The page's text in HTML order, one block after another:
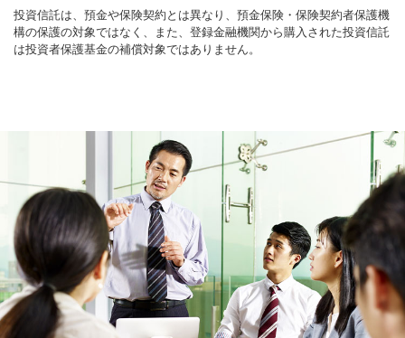
投資信託は、預金や保険契約とは異なり、預金保険・保険契約者保護機
構の保護の対象ではなく、また、登録金融機関から購入された投資信託
は投資者保護基金の補償対象ではありません。